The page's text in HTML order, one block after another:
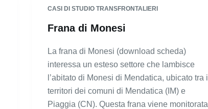
CASI DI STUDIO TRANSFRONTALIERI
Frana di Monesi
La frana di Monesi (download scheda)
interessa un esteso settore che lambisce
l’abitato di Monesi di Mendatica, ubicato tra i
territori dei comuni di Mendatica (IM) e
Piaggia (CN). Questa frana viene monitorata